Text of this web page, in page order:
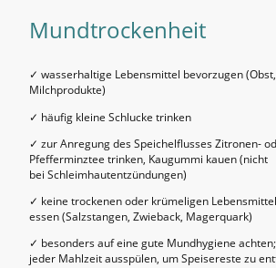
Mundtrockenheit
✓ wasserhaltige Lebensmittel bevorzugen
Milchprodukte)
✓ häufig kleine Schlucke trinken
✓ zur Anregung des Speichelflusses Zitronen-
Pfefferminztee trinken, Kaugummi kauen (nicht
bei Schleimhautentzündungen)
✓ keine trockenen oder krümeligen Lebensmittel
essen (Salzstangen, Zwieback, Magerquark)
✓ besonders auf eine gute Mundhygiene
jeder Mahlzeit ausspülen, um Speisereste zu